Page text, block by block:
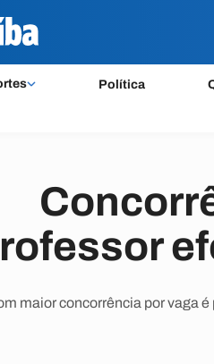
Política
maior concorrência por vaga